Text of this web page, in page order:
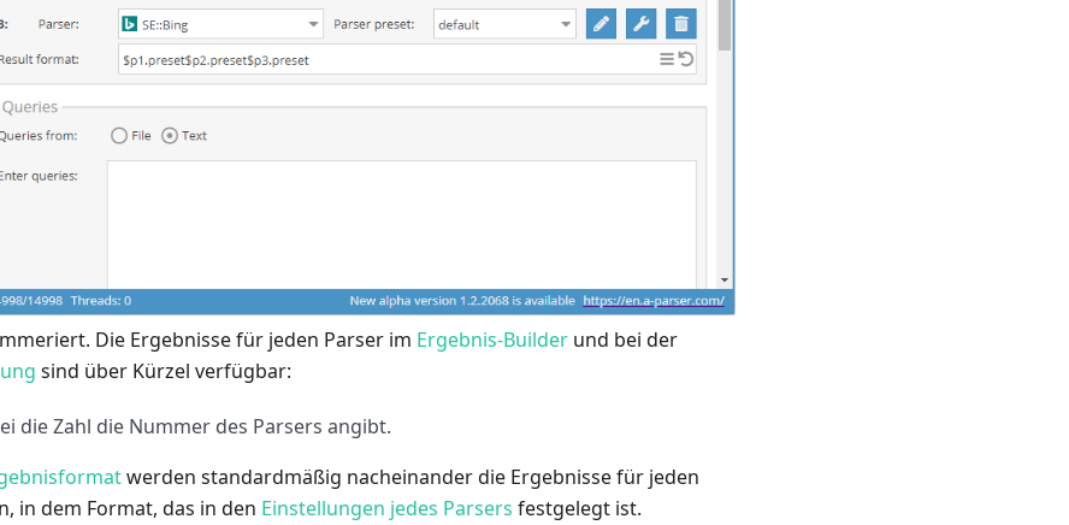
Die Ergebnisse für jeden Parser im Ergebnis-Builder und bei der
sind über Kürzel verfügbar:
die Zahl die Nummer des Parsers angibt.
werden standardmäßig nacheinander die Ergebnisse für jeden
in dem Format, das in den Einstellungen jedes Parsers festgelegt ist.